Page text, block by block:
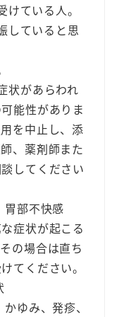
ている人。
していると思
状があらわれ
能性がありま
を中止し、添
、薬剤師また
してください
胃部不快感
症状が起こる
の場合は直ち
てください。
ゆみ、発疹、